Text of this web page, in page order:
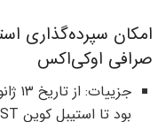
صرافی اوکی‌اکس